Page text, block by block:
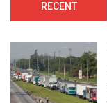
RECENT